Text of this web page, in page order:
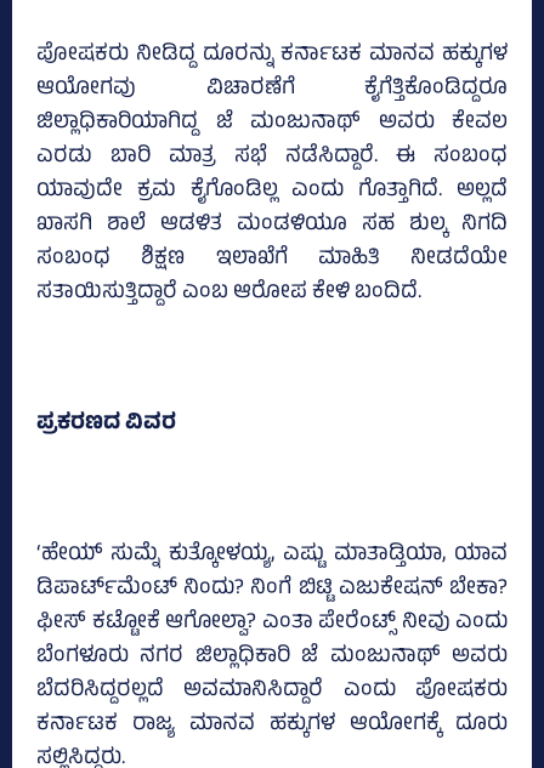
ಪೋಷಕರು ನೀಡಿದ್ದ ದೂರನ್ನು ಕರ್ನಾಟಕ ಮಾನವ ಹಕ್ಕುಗಳ
ಆಯೋಗವು ವಿಚಾರಣೆಗೆ ಕೈಗೆತ್ತಿಕೊಂಡಿದ್ದರೂ
ಜಿಲ್ಲಾಧಿಕಾರಿಯಾಗಿದ್ದ ಜೆ ಮಂಜುನಾಥ್‌ ಅವರು ಕೇವಲ
ಎರಡು ಬಾರಿ ಮಾತ್ರ ಸಭೆ ನಡೆಸಿದ್ದಾರೆ. ಈ ಸಂಬಂಧ
ಯಾವುದೇ ಕ್ರಮ ಕೈಗೊಂಡಿಲ್ಲ ಎಂದು ಗೊತ್ತಾಗಿದೆ. ಅಲ್ಲದೆ
ಖಾಸಗಿ ಶಾಲೆ ಆಡಳಿತ ಮಂಡಳಿಯೂ ಸಹ ಶುಲ್ಕ ನಿಗದಿ
ಸಂಬಂಧ ಶಿಕ್ಷಣ ಇಲಾಖೆಗೆ ಮಾಹಿತಿ ನೀಡದೆಯೇ
ಸತಾಯಿಸುತ್ತಿದ್ದಾರೆ ಎಂಬ ಆರೋಪ ಕೇಳಿ ಬಂದಿದೆ.
ಪ್ರಕರಣದ ವಿವರ
‘ಹೇಯ್‌ ಸುಮ್ನೆ ಕುತ್ಕೋಳಯ್ಯ, ಎಷ್ಟು ಮಾತಾಡ್ತಿಯಾ, ಯಾವ
ಡಿಪಾರ್ಟ್‌ಮೆಂಟ್‌ ನಿಂದು? ನಿಂಗೆ ಬಿಟ್ಟಿ ಎಜುಕೇಷನ್‌ ಬೇಕಾ?
ಫೀಸ್‌ ಕಟ್ಟೋಕೆ ಆಗೋಲ್ವಾ? ಎಂತಾ ಪೇರೆಂಟ್ಸ್‌ ನೀವು ಎಂದು
ಬೆಂಗಳೂರು ನಗರ ಜಿಲ್ಲಾಧಿಕಾರಿ ಜೆ ಮಂಜುನಾಥ್‌ ಅವರು
ಬೆದರಿಸಿದ್ದರಲ್ಲದೆ ಅವಮಾನಿಸಿದ್ದಾರೆ ಎಂದು ಪೋಷಕರು
ಕರ್ನಾಟಕ ರಾಜ್ಯ ಮಾನವ ಹಕ್ಕುಗಳ ಆಯೋಗಕ್ಕೆ ದೂರು
ಸಲ್ಲಿಸಿದ್ದರು.